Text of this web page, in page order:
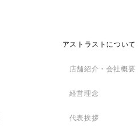
アストラストについて
店舗紹介・会社概要
経営理念
代表挨拶